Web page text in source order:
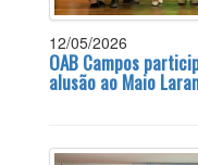
12/05/2026
OAB Campos
alusão ao Maio